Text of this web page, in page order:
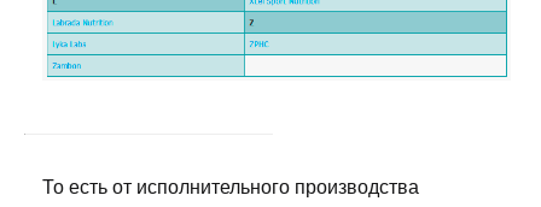
То есть от исполнительного производства